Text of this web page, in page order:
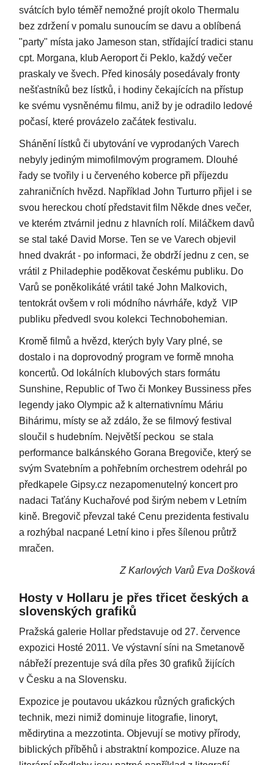
svátcích bylo téměř nemožné projít okolo Thermalu
bez zdržení v pomalu sunoucím se davu a oblíbená
"party" místa jako Jameson stan, střídající tradici stanu
cpt. Morgana, klub Aeroport či Peklo, každý večer
praskaly ve švech. Před kinosály posedávaly fronty
nešťastníků bez lístků, i hodiny čekajících na přístup
ke svému vysněnému filmu, aniž by je odradilo ledové
počasí, které provázelo začátek festivalu.
Shánění lístků či ubytování ve vyprodaných Varech
nebyly jediným mimofilmovým programem. Dlouhé
řady se tvořily i u červeného koberce při příjezdu
zahraničních hvězd. Například John Turturro přijel i se
svou hereckou chotí představit film Někde dnes večer,
ve kterém ztvárnil jednu z hlavních rolí. Miláčkem davů
se stal také David Morse. Ten se ve Varech objevil
hned dvakrát - po informaci, že obdrží jednu z cen, se
vrátil z Philadephie poděkovat českému publiku. Do
Varů se poněkolikáté vrátil také John Malkovich,
tentokrát ovšem v roli módního návrháře, když VIP
publiku předvedl svou kolekci Technobohemian.
Kromě filmů a hvězd, kterých byly Vary plné, se
dostalo i na doprovodný program ve formě mnoha
koncertů. Od lokálních klubových stars formátu
Sunshine, Republic of Two či Monkey Bussiness přes
legendy jako Olympic až k alternativnímu Máriu
Bihárimu, místy se až zdálo, že se filmový festival
sloučil s hudebním. Největší peckou se stala
performance balkánského Gorana Bregoviče, který se
svým Svatebním a pohřebním orchestrem odehrál po
předkapele Gipsy.cz nezapomenutelný koncert pro
nadaci Taťány Kuchařové pod širým nebem v Letním
kině. Bregovič převzal také Cenu prezidenta festivalu
a rozhýbal nacpané Letní kino i přes šílenou průtrž
mračen.
Z Karlových Varů Eva Došková
Hosty v Hollaru je přes třicet českých a
slovenských grafiků
Pražská galerie Hollar představuje od 27. července
expozici Hosté 2011. Ve výstavní síni na Smetanově
nábřeží prezentuje svá díla přes 30 grafiků žijících
v Česku a na Slovensku.
Expozice je poutavou ukázkou různých grafických
technik, mezi nimiž dominuje litografie, linoryt,
mědirytina a mezzotinta. Objevují se motivy přírody,
biblických příběhů i abstraktní kompozice. Aluze na